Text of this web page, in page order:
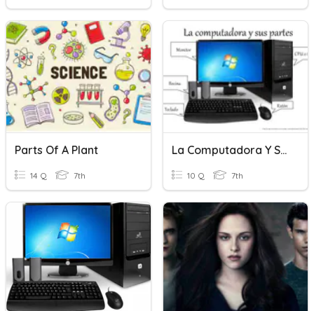
Parts Of A Plant
14 Q 7th
La Computadora Y Sus Partes
10 Q 7th